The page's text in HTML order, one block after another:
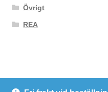
Övrigt
REA